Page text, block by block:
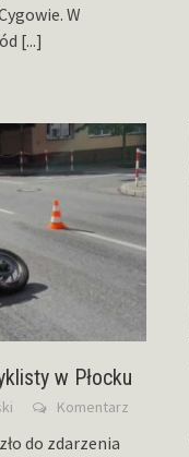
W
[...]
w Płocku
Komentarz
do zdarzenia